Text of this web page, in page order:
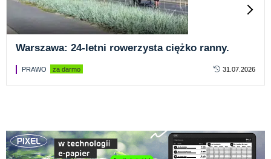
Warszawa: 24-letni rowerzysta ciężko ranny.
PRAWO za darmo 31.07.2026